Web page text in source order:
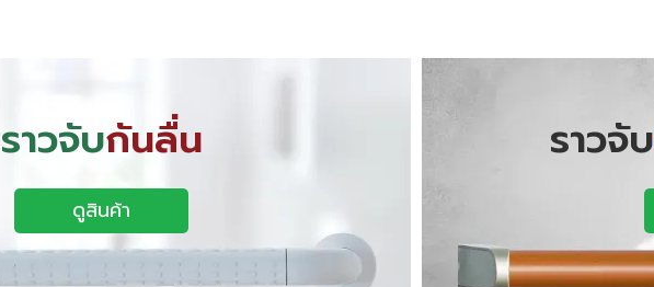
ราวจับกันลื่น
ดูสินค้า
ราวจับ